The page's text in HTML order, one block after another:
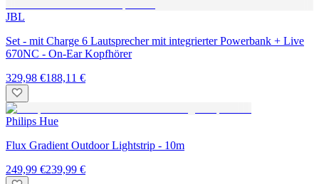
JBL
Set - mit Charge 6 Lautsprecher mit integrierter Powerbank + Live
670NC - On-Ear Kopfhörer
329,98 €188,11 €
Philips Hue
Flux Gradient Outdoor Lightstrip - 10m
249,99 €239,99 €